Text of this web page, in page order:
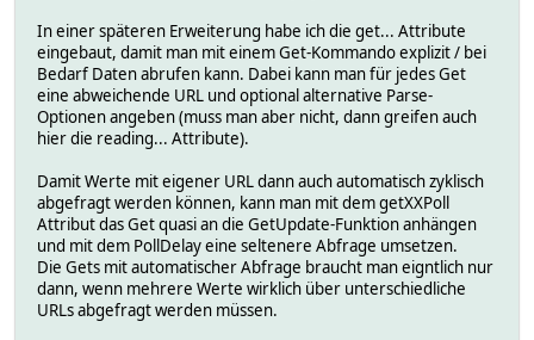
In einer späteren Erweiterung habe ich die get... Attribute
eingebaut, damit man mit einem Get-Kommando explizit / bei
Bedarf Daten abrufen kann. Dabei kann man für jedes Get
eine abweichende URL und optional alternative Parse-
Optionen angeben (muss man aber nicht, dann greifen auch
hier die reading... Attribute).
Damit Werte mit eigener URL dann auch automatisch zyklisch
abgefragt werden können, kann man mit dem getXXPoll
Attribut das Get quasi an die GetUpdate-Funktion anhängen
und mit dem PollDelay eine seltenere Abfrage umsetzen.
Die Gets mit automatischer Abfrage braucht man eigntlich nur
dann, wenn mehrere Werte wirklich über unterschiedliche
URLs abgefragt werden müssen.